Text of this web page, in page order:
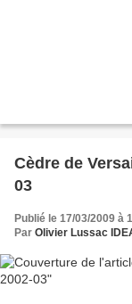
Cèdre de
03
Publié le 17/03/2009 à
Par Olivier Lussac